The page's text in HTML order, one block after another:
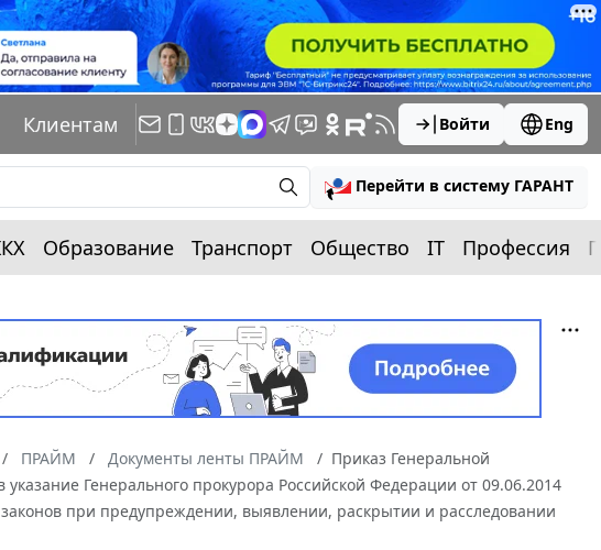
Клиентам Войти Eng
Перейти в систему ГАРАНТ
Образование Транспорт Общество IT Профессия
ПРАЙМ Документы ленты ПРАЙМ
Приказ Генеральной
Генерального прокурора Российской Федерации от 09.06.2014
при предупреждении, выявлении, раскрытии и расследовании